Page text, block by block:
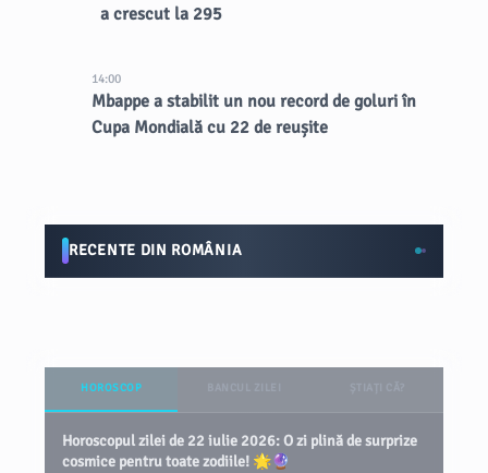
a crescut la 295
14:00
Mbappe a stabilit un nou record de goluri în
Cupa Mondială cu 22 de reușite
RECENTE DIN ROMÂNIA
HOROSCOP
Horoscopul zilei de 22 iulie 2026: O zi plină de surprize
cosmice pentru toate zodiile! 🌟🔮